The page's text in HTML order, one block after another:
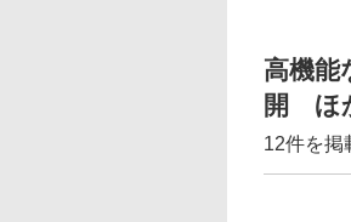
高機能
開 ほ
12件を掲